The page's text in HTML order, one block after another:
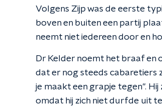
Volgens Zijp was de eerste
boven en buiten een partij
neemt niet iedereen door en
Dr Kelder noemt het braaf en
dat er nog steeds cabaretiers
je maakt een grapje tegen".
omdat hij zich niet durfde uit